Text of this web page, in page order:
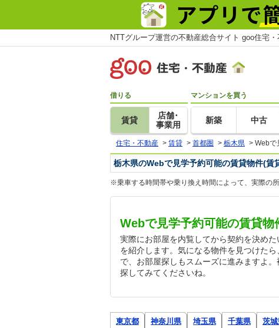
NTTグループ運営の不動産総合サイト goo住宅・
借りる
賃貸
店舗･
事業用
マンションを買う
新築 中古
住宅・不動産 > 賃貸 > 首都圏 > 栃木県 > Webで
栃木県のWebで見学予約可能の賃貸物件(賃
※乗車する時間帯や乗り換え時間によって、実際の
Webで見学予約可能の賃貸物
実際にお部屋を内覧してから契約を決め
を紹介します。気になる物件を見つけた
で、お部屋探しもスムーズに進みますよ
探してみてくださいね。
東京都 神奈川県 埼玉県 千葉県 茨